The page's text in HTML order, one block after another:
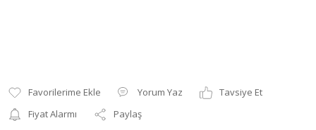
Yorum Yaz
Tavsiye Et
Fiyat Alarmı
Paylaş